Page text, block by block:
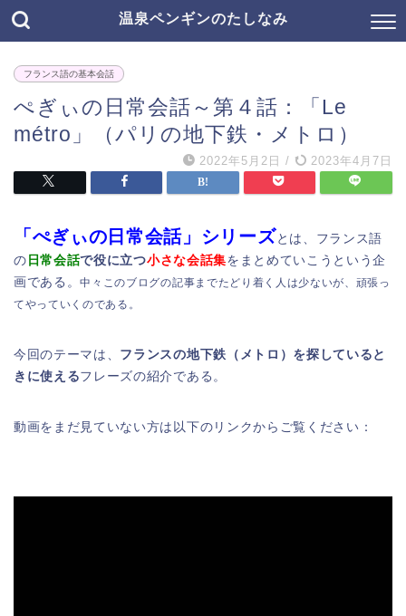
温泉ペンギンのたしなみ
フランス語の基本会話
ぺぎぃの日常会話～第４話：「Le
métro」（パリの地下鉄・メトロ）
2022年5月2日 / 2023年4月7日
「ぺぎぃの日常会話」シリーズとは、フランス語
の 日常会話で役に立つ小さな会話集をまとめていこうという企
画である。中々このブログの記事までたどり着く人は少ないが、頑張っ
てやっていくのである。
今回のテーマは、 フランスの地下鉄（メトロ）を探していると
きに使えるフレーズの紹介である。
動画をまだ見ていない方は以下のリンクからご覧ください：